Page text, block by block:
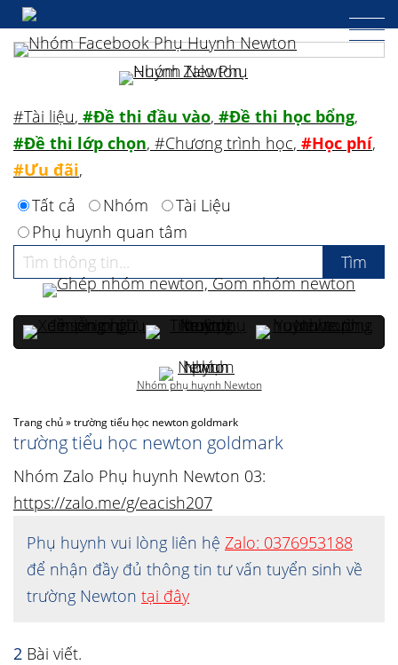
Trang chủ»trường tiểu học newton goldmark
trường tiểu học newton goldmark
Nhóm Zalo Phụ huynh Newton 03:
https://zalo.me/g/eacish207
Phụ huynh vui lòng liên hệ Zalo: 0376953188
để nhận đầy đủ thông tin tư vấn tuyển sinh về
trường Newton tại đây
2 Bài viết.
#Tài liệu, #Đề thi đầu vào, #Đề thi học bổng,
#Đề thi lớp chọn, #Chương trình học, #Học phí,
#Ưu đãi,
Tất cả
Nhóm
Tài Liệu
Phụ huynh quan tâm
Nhóm phụ huynh Newton